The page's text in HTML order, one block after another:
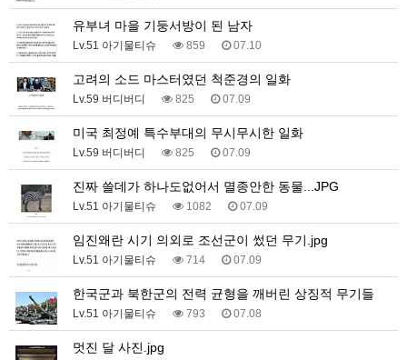
유부녀 마을 기둥서방이 된 남자
Lv.51 아기물티슈 859 07.10
고려의 소드 마스터였던 척준경의 일화
Lv.59 버디버디 825 07.09
미국 최정예 특수부대의 무시무시한 일화
Lv.59 버디버디 825 07.09
진짜 쓸데가 하나도없어서 멸종안한 동물...JPG
Lv.51 아기물티슈 1082 07.09
임진왜란 시기 의외로 조선군이 썼던 무기.jpg
Lv.51 아기물티슈 714 07.09
한국군과 북한군의 전력 균형을 깨버린 상징적 무기들
Lv.51 아기물티슈 793 07.08
멋진 달 사진.jpg